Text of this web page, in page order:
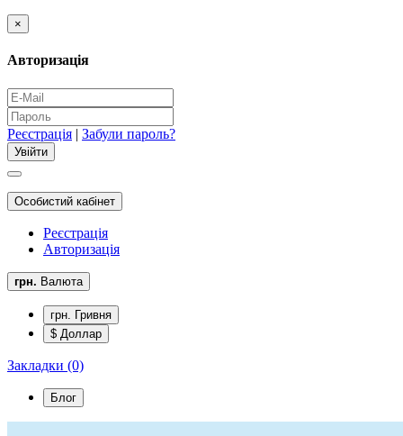
×
Авторизація
Реєстрація | Забули пароль?
Особистий кабінет
Реєстрація
Авторизація
грн. Валюта
грн. Гривня
$ Доллар
Закладки (0)
Блог